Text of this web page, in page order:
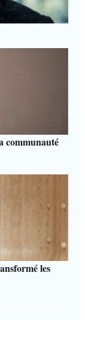
communauté
les